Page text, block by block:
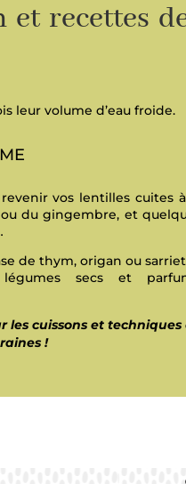
et recettes
leur volume d’eau froide.
vos lentilles cuites
ou du gingembre, et
de thym, origan ou
secs et
les cuissons et techniques
!